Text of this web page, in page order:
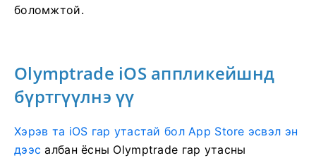
боломжтой.
Olymptrade iOS аппликейшнд
бүртгүүлнэ үү
Хэрэв та iOS гар утастай бол App Store эсвэл эн
дээс албан ёсны Olymptrade гар утасны